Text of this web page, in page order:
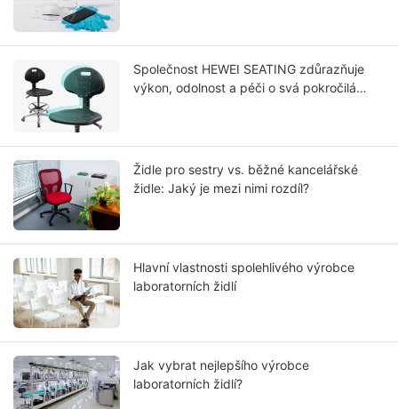
Společnost HEWEI SEATING zdůrazňuje
výkon, odolnost a péči o svá pokročilá
Židle pro sestry vs. běžné kancelářské
židle: Jaký je mezi nimi rozdíl?
Hlavní vlastnosti spolehlivého výrobce
laboratorních židlí
Jak vybrat nejlepšího výrobce
laboratorních židlí?